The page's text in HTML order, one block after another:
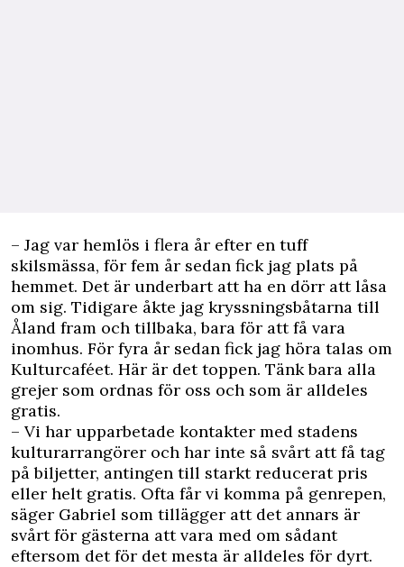
– Jag var hemlös i flera år efter en tuff
skilsmässa, för fem år sedan fick jag plats på
hemmet. Det är underbart att ha en dörr att låsa
om sig. Tidigare åkte jag kryssningsbåtarna till
Åland fram och tillbaka, bara för att få vara
inomhus. För fyra år sedan fick jag höra talas om
Kulturcaféet. Här är det toppen. Tänk bara alla
grejer som ordnas för oss och som är alldeles
gratis.
– Vi har upparbetade kontakter med stadens
kulturarrangörer och har inte så svårt att få tag
på biljetter, antingen till starkt reducerat pris
eller helt gratis. Ofta får vi komma på genrepen,
säger Gabriel som tillägger att det annars är
svårt för gästerna att vara med om sådant
eftersom det för det mesta är alldeles för dyrt.